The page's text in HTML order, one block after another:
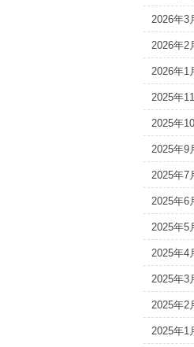
2026年3
2026年2
2026年1
2025年
2025年
2025年9
2025年7
2025年6
2025年5
2025年4
2025年3
2025年2
2025年1